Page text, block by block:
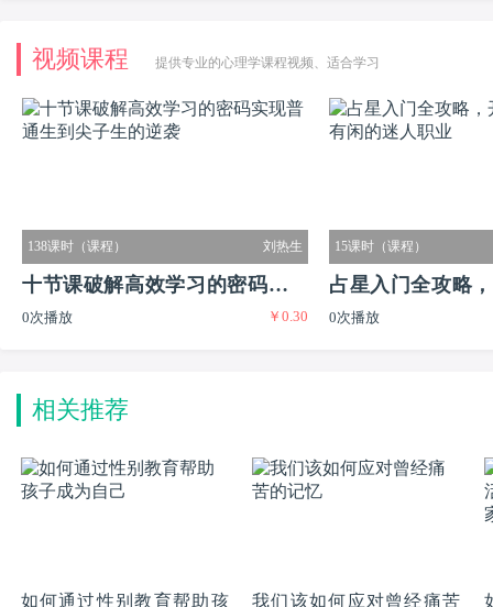
视频课程 提供专业的心理学课程视频、适合学习
138课时（课程） 刘热生
十节课破解高效学习的密码实现
普通生到尖子生的逆袭
0次播放 ￥0.30
15课时（课程）
占星入门全攻略
又有闲的迷人职业
0次播放
相关推荐
如何通过性别教育帮助孩
我们该如何应对曾经痛苦